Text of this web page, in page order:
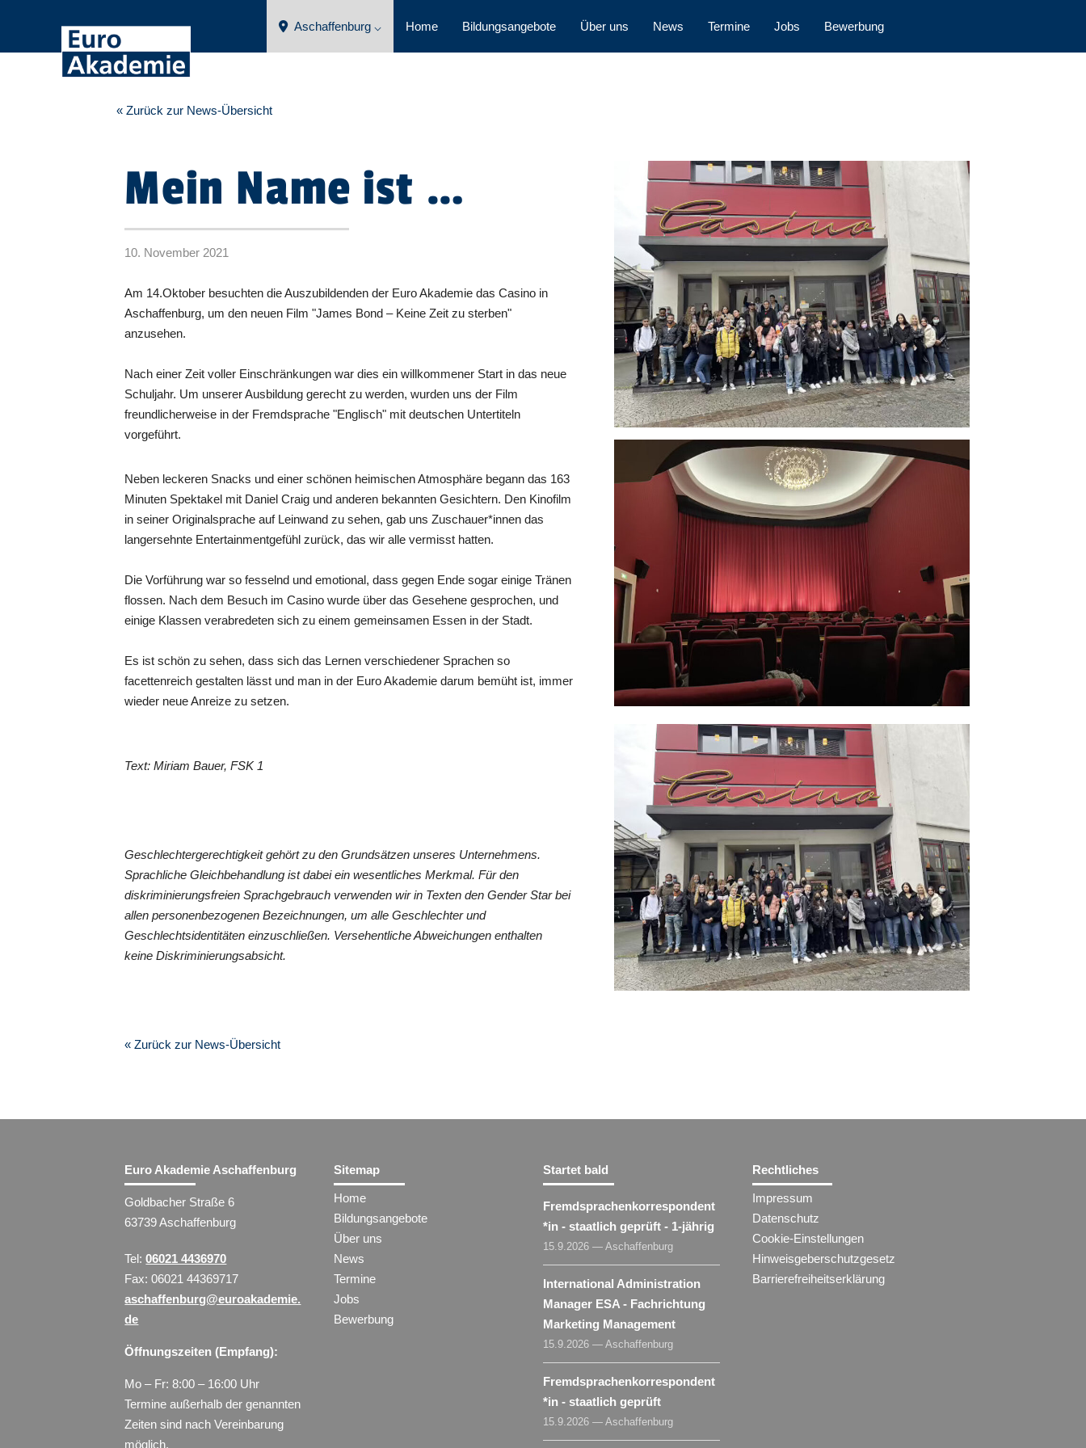
Aschaffenburg ⌵ Home Bildungsangebote Über uns News Termine Jobs Bewerbung
« Zurück zur News-Übersicht
Mein Name ist …
10. November 2021
Am 14.Oktober besuchten die Auszubildenden der Euro Akademie das Casino in
Aschaffenburg, um den neuen Film "James Bond – Keine Zeit zu sterben"
anzusehen.
Nach einer Zeit voller Einschränkungen war dies ein willkommener Start in das neue
Schuljahr. Um unserer Ausbildung gerecht zu werden, wurden uns der Film
freundlicherweise in der Fremdsprache "Englisch" mit deutschen Untertiteln
vorgeführt.
Neben leckeren Snacks und einer schönen heimischen Atmosphäre begann das 163
Minuten Spektakel mit Daniel Craig und anderen bekannten Gesichtern. Den Kinofilm
in seiner Originalsprache auf Leinwand zu sehen, gab uns Zuschauer*innen das
langersehnte Entertainmentgefühl zurück, das wir alle vermisst hatten.
Die Vorführung war so fesselnd und emotional, dass gegen Ende sogar einige Tränen
flossen. Nach dem Besuch im Casino wurde über das Gesehene gesprochen, und
einige Klassen verabredeten sich zu einem gemeinsamen Essen in der Stadt.
Es ist schön zu sehen, dass sich das Lernen verschiedener Sprachen so
facettenreich gestalten lässt und man in der Euro Akademie darum bemüht ist, immer
wieder neue Anreize zu setzen.
Text: Miriam Bauer, FSK 1
Geschlechtergerechtigkeit gehört zu den Grundsätzen unseres Unternehmens.
Sprachliche Gleichbehandlung ist dabei ein wesentliches Merkmal. Für den
diskriminierungsfreien Sprachgebrauch verwenden wir in Texten den Gender Star bei
allen personenbezogenen Bezeichnungen, um alle Geschlechter und
Geschlechtsidentitäten einzuschließen. Versehentliche Abweichungen enthalten
keine Diskriminierungsabsicht.
« Zurück zur News-Übersicht
Euro Akademie Aschaffenburg
Goldbacher Straße 6
63739 Aschaffenburg
Tel:06021 4436970
Fax: 06021 44369717
aschaffenburg@euroakademie.
de
Öffnungszeiten (Empfang):
Mo – Fr: 8:00 – 16:00 Uhr
Termine außerhalb der genannten
Zeiten sind nach Vereinbarung
möglich.
Sitemap
Home
Bildungsangebote
Über uns
News
Termine
Jobs
Bewerbung
Startet bald
Fremdsprachenkorrespondent​
*in - staatlich geprüft - 1-jährig
15.9.2026 — Aschaffenburg
International Administration
Manager ESA - Fachrichtung
Marketing Management
15.9.2026 — Aschaffenburg
Fremdsprachenkorrespondent​
*in - staatlich geprüft
15.9.2026 — Aschaffenburg
Rechtliches
Impressum
Datenschutz
Cookie-Einstellungen
Hinweisgeberschutzgesetz
Barrierefreiheitserklärung